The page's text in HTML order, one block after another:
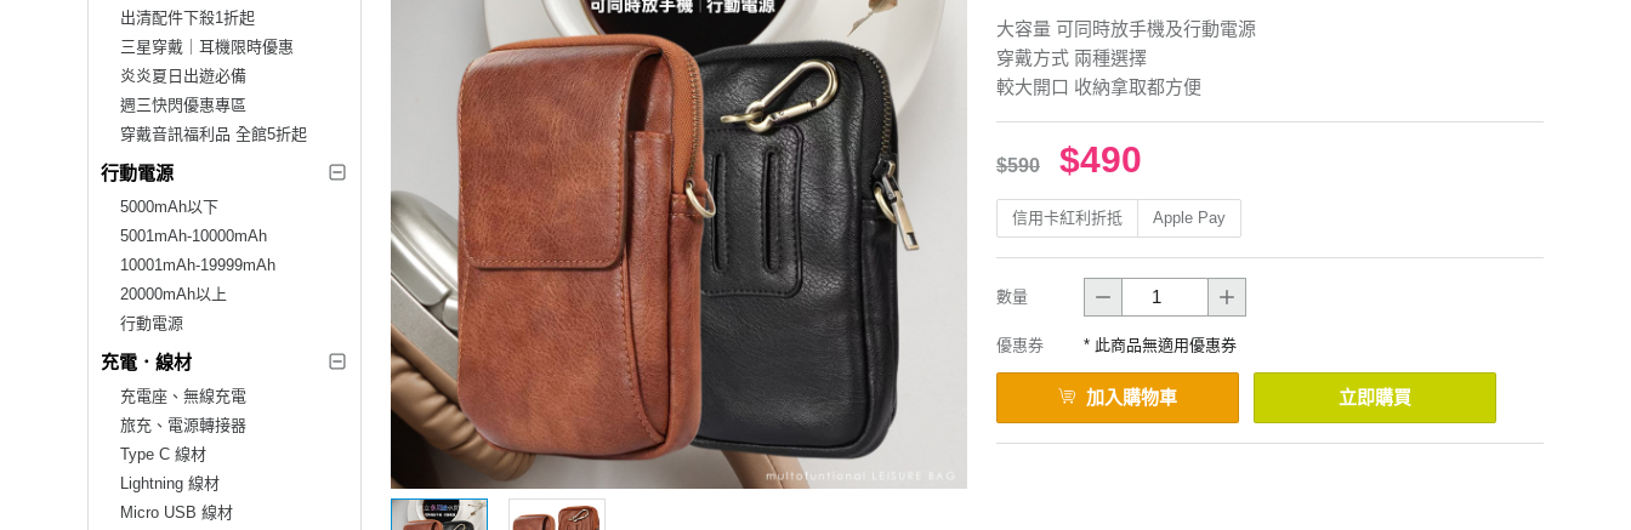
出清配件下殺1折起
三星穿戴｜耳機限時優惠
炎炎夏日出遊必備
週三快閃優惠專區
穿戴音訊福利品 全館5折起
行動電源
5000mAh以下
5001mAh-10000mAh
10001mAh-19999mAh
20000mAh以上
行動電源
充電．線材
充電座、無線充電
旅充、電源轉接器
Type C 線材
Lightning 線材
Micro USB 線材
大容量 可同時放手機及行動電源
穿戴方式 兩種選擇
較大開口 收納拿取都方便
$590 $490
信用卡紅利折抵 Apple Pay
數量
優惠券 * 此商品無適用優惠券
加入購物車 立即購買